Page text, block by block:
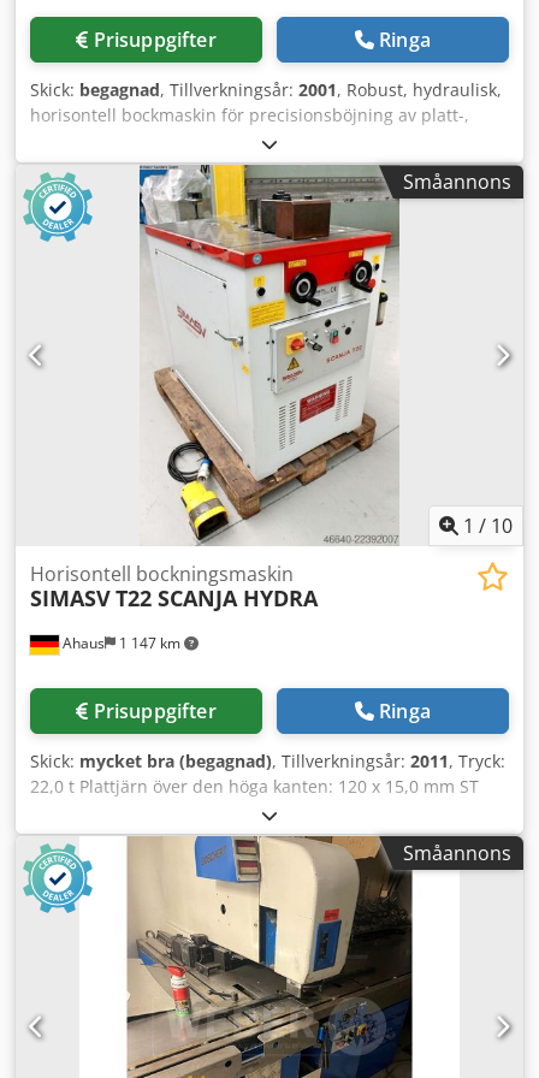
Maskintransporthöjd 3360 mm Vikt 17000 kg Bra skick
Prisuppgifter Ringa
Skick: begagnad, Tillverkningsår: 2001, Robust, hydraulisk,
horisontell bockmaskin för precisionsböjning av platt-,
rund- och fyrkantsstål samt olika profiler. Lämplig för
verkstäder, byggföretag och industriella applikationer.
Specifikationer: Märke: Stierli-Bieger Typ: 300 HE/CE
Böjkraft: 300 kN (30 ton) Cjdpfx Aezrzlvsd Isrf Hydrauliskt
driven Lämplig för olika bockverktyg Kraftig
stålkonstruktion I gott, fungerande skick Inkluderar
Småannons
1 / 10
Ahaus 1 147 km
Horisontell bockningsmaskin
SIMASVT22 SCANJA HYDRA
Prisuppgifter Ringa
Skick: mycket bra (begagnad), Tillverkningsår: 2011, Tryck:
22,0 t Plattjärn över den höga kanten: 120 x 15,0 mm ST
Slaglängd: 200 mm Arbetshastighet: 8,0 mm/sek
Returhastighet: 30,0 mm/min Arbetshöjd: 925 mm Bord:
630 x 1100 mm Motor: 400 volt, 50 Hz Total effektbehov: 1,5
kW Vikt: 630 kg Mått (L-B-H): 900 x 1200 x 920 mm Aktuellt
nypris: ca 15 000 euro Specialpris på förfrågan
Beskrivning: - Elektrohydraulisk horisontell bockmaskin -
Cylinder under arbetsbordet – hydraulisk justering av
slaglängden - Robust arbetsyta av stabiliserat stål - Stor
och fri arbetsyta - Maskin tillverkad av härdat och slipat
smidesstål - Mikrometrisk inställning av arbetsslaget med
hydraulventil via handhjul fram på maskinen - Permanent
Småannons